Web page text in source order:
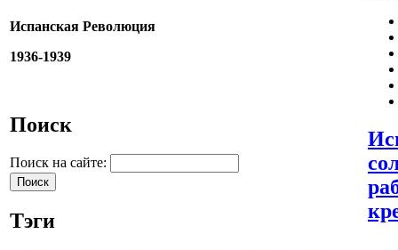
Испанская Революция
1936-1939
Поиск
Поиск на сайте:
Тэги